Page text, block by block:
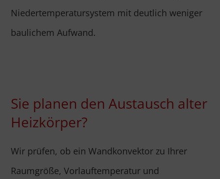
Niedertemperatursystem mit deutlich weniger
baulichem Aufwand.
Sie planen den Austausch alter
Heizkörper?
Wir prüfen, ob ein Wandkonvektor zu Ihrer
Raumgröße, Vorlauftemperatur und